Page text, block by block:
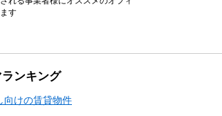
す
ンキング
向けの賃貸物件